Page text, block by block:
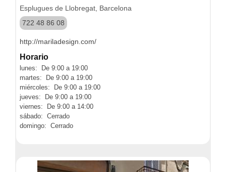
Esplugues de Llobregat, Barcelona
722 48 86 08
http://mariladesign.com/
Horario
lunes: De 9:00 a 19:00
martes: De 9:00 a 19:00
miércoles: De 9:00 a 19:00
jueves: De 9:00 a 19:00
viernes: De 9:00 a 14:00
sábado: Cerrado
domingo: Cerrado